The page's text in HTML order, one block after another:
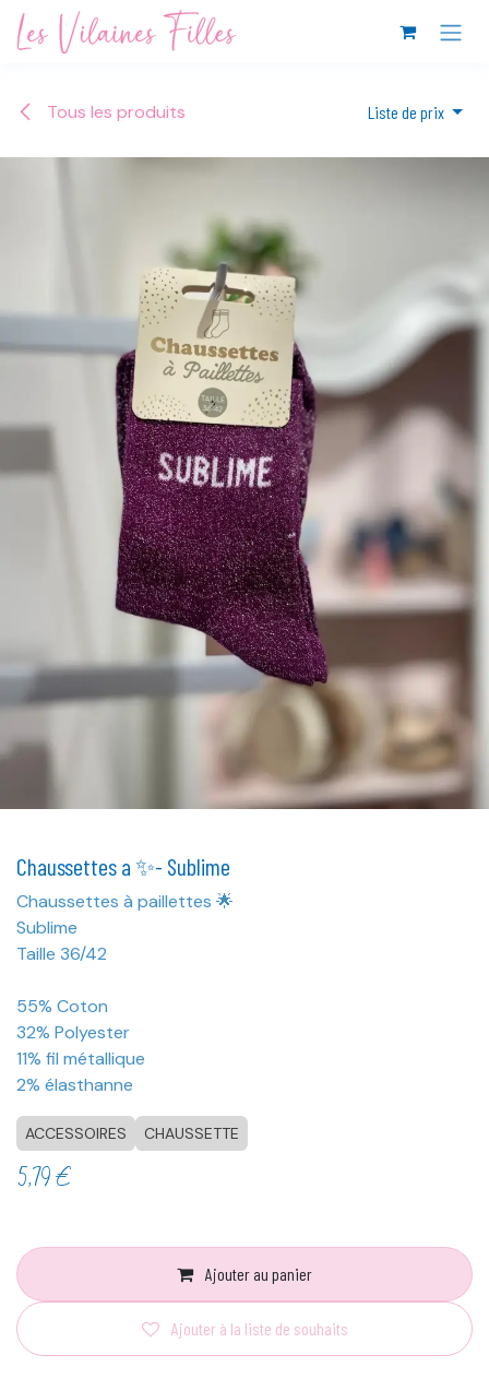
Se rendre au contenu
Tous les produits Liste de prix
Chaussettes a ✨- Sublime
Chaussettes à paillettes 🌟
Sublime
Taille 36/42
55% Coton
32% Polyester
11% fil métallique
2% élasthanne
ACCESSOIRES CHAUSSETTE
5,79€
Ajouter au panier
Ajouter à la liste de souhaits